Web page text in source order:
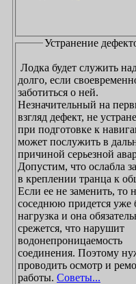
Устранение
Лодка будет служить
долго, если
заботиться о ней.
Незначительный на
взгляд дефект, не
при подготовке к
может послужить в
причиной серьезной аварии.
Допустим, что ослабла
в креплении транца к обшивке.
Если ее не заменить, то
соседнюю придется уже
нагрузка и она
срежется, что нарушит
водонепроницаемость
соединения. Поэтому
проводить осмотр и
работы. Советы...